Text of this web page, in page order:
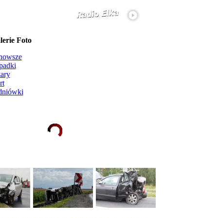
Foto
więcej...